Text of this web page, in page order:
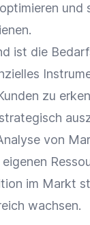
und
ist die
zu
strategisch
von
im Markt
wachsen.